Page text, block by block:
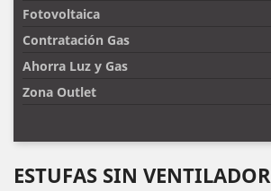
Fotovoltaica
Contratación Gas
Ahorra Luz y Gas
Zona Outlet
ESTUFAS SIN VENTILADOR